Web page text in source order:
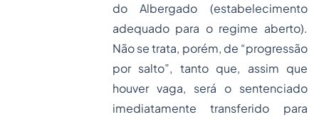
do Albergado (estabelecimento
adequado para o regime aberto).
Não se trata, porém, de “progressão
por salto”, tanto que, assim que
houver vaga, será o sentenciado
imediatamente transferido para